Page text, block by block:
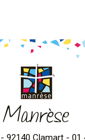
Manrèse
92140 Clamart - 01